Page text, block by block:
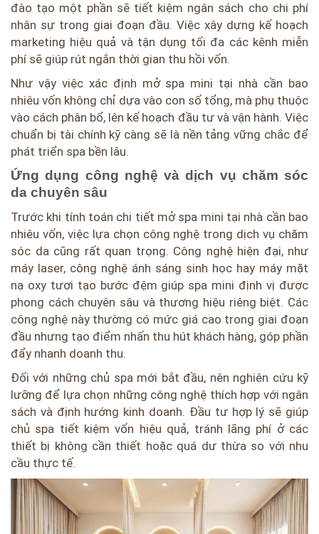
đào tạo một phần sẽ tiết kiệm ngân sách cho chi phí
nhân sự trong giai đoạn đầu. Việc xây dựng kế hoạch
marketing hiệu quả và tận dụng tối đa các kênh miễn
phí sẽ giúp rút ngắn thời gian thu hồi vốn.
Như vậy việc xác định mở spa mini tại nhà cần bao
nhiêu vốn không chỉ dựa vào con số tổng, mà phụ thuộc
vào cách phân bổ, lên kế hoạch đầu tư và vận hành. Việc
chuẩn bị tài chính kỹ càng sẽ là nền tảng vững chắc để
phát triển spa bền lâu.
Ứng dụng công nghệ và dịch vụ chăm sóc
da chuyên sâu
Trước khi tính toán chi tiết mở spa mini tại nhà cần bao
nhiêu vốn, việc lựa chọn công nghệ trong dịch vụ chăm
sóc da cũng rất quan trọng. Công nghệ hiện đại, như
máy laser, công nghệ ánh sáng sinh học hay máy mặt
nạ oxy tươi tạo bước đệm giúp spa mini định vị được
phong cách chuyên sâu và thương hiệu riêng biệt. Các
công nghệ này thường có mức giá cao trong giai đoạn
đầu nhưng tạo điểm nhấn thu hút khách hàng, góp phần
đẩy nhanh doanh thu.
Đối với những chủ spa mới bắt đầu, nên nghiên cứu kỹ
lưỡng để lựa chọn những công nghệ thích hợp với ngân
sách và định hướng kinh doanh. Đầu tư hợp lý sẽ giúp
chủ spa tiết kiệm vốn hiệu quả, tránh lãng phí ở các
thiết bị không cần thiết hoặc quá dư thừa so với nhu
cầu thực tế.